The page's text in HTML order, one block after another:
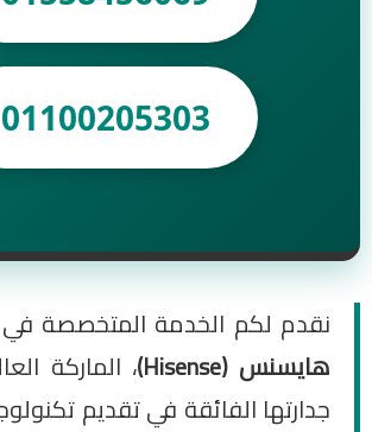
01100205303
نقدم لكم الخدمة المتخصصة في
هايسنس (Hisense)
، الماركة
جدارتها الفائقة في تقديم